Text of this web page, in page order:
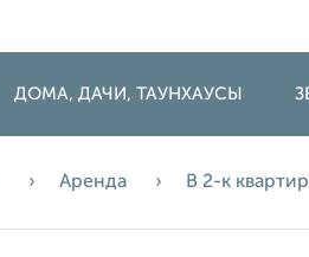
ДОМА, ДАЧИ, ТАУНХАУСЫ
Аренда В 2-к